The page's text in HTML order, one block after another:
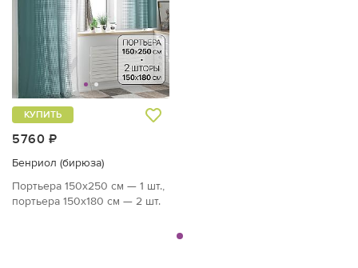
5760 ₽
КУПИТЬ
Бенриол (бирюза)
Портьера 150х250 см — 1 шт.,
портьера 150х180 см — 2 шт.